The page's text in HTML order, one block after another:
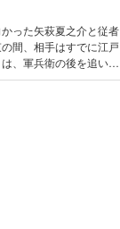
った矢萩夏之介と従者
間、相手はすでに江戸
、軍兵衛の後を追いか
たりは無事に本懐を遂